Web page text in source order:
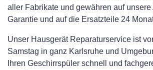
aller Fabrikate und gewähren auf
Garantie und auf die Ersatzteile 24
Unser Hausgerät Reparaturservice ist
Samstag in ganz Karlsruhe und
Ihren Geschirrspüler schnell und